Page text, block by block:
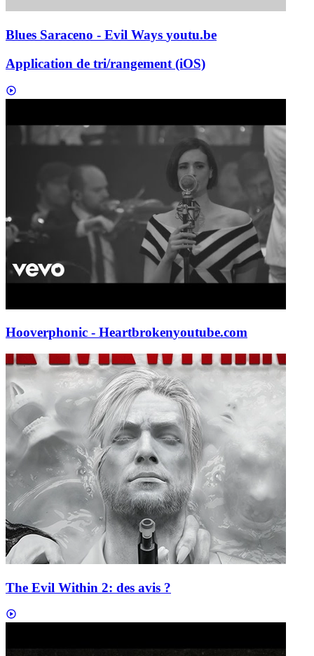
Blues Saraceno - Evil Ways youtu.be
Application de tri/rangement (iOS)
Hooverphonic - Heartbrokenyoutube.com
The Evil Within 2: des avis ?